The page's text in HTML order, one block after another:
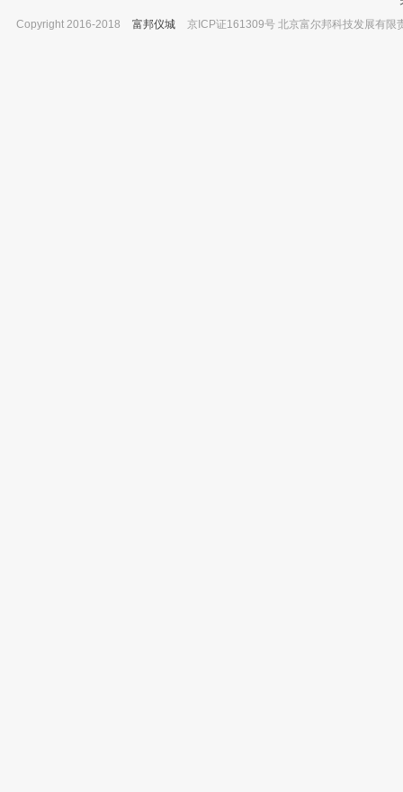
Copyright 2016-2018
富邦仪城 京ICP证161309号 北京富尔邦科技发展有